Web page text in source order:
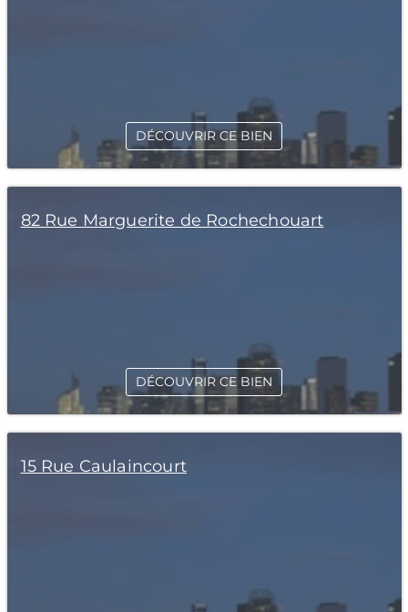
DÉCOUVRIR CE BIEN
82 Rue Marguerite de Rochechouart
DÉCOUVRIR CE BIEN
15 Rue Caulaincourt